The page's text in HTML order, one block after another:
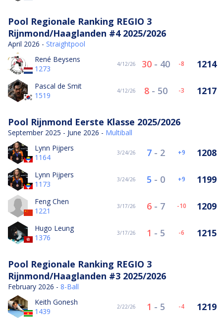
Pool Regionale Ranking REGIO 3
Rijnmond/Haaglanden #4 2025/2026
April 2026 - Straightpool
René Beysens
1273
4/12/26 30- 40 -8 1214
Pascal de Smit
1519
4/12/26 8- 50 -3 1217
Pool Rijnmond Eerste Klasse 2025/2026
September 2025 - June 2026 - Multiball
Lynn Pijpers
1164
3/24/26 7- 2 9 1208
Lynn Pijpers
1173
3/24/26 5 - 0 9 1199
Feng Chen
1221
3/17/26 6- 7 -10 1209
Hugo Leung
1376
3/17/26 1 - 5 -6 1215
Pool Regionale Ranking REGIO 3
Rijnmond/Haaglanden #3 2025/2026
February 2026 - 8-Ball
Keith Gonesh
1439
2/22/26 1 - 5 -4 1219